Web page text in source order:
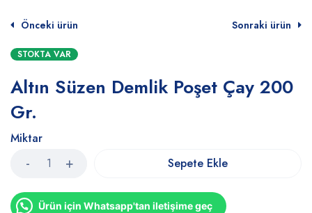
Önceki ürün Sonraki ürün
STOKTA VAR
Altın Süzen Demlik Poşet Çay 200
Gr.
Miktar
Sepete Ekle
Ürün için Whatsapp'tan iletişime geç